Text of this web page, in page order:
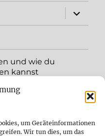
um Geräteinformationen
Wir tun dies, um das
öffnen
und wie du
kannst
öffnen